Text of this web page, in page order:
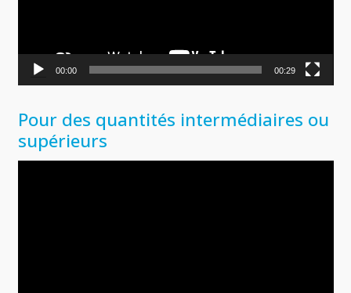
00:00 00:29
Pour des quantités intermédiaires ou
supérieurs